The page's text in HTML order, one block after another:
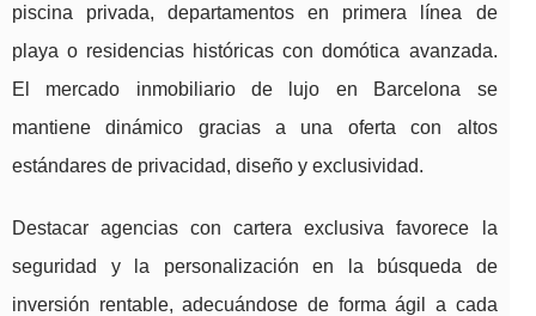
piscina privada, departamentos en primera línea de
playa o residencias históricas con domótica avanzada.
El mercado inmobiliario de lujo en Barcelona se
mantiene dinámico gracias a una oferta con altos
estándares de privacidad, diseño y exclusividad.
Destacar agencias con cartera exclusiva favorece la
seguridad y la personalización en la búsqueda de
inversión rentable, adecuándose de forma ágil a cada